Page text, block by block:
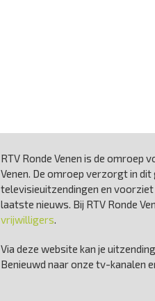
RTV Ronde Venen is de omroep
Venen. De omroep verzorgt in dit
televisieuitzendingen en
laatste nieuws. Bij RTV Ronde
vrijwilligers.
Via deze website kan je
Benieuwd naar onze tv-kanalen